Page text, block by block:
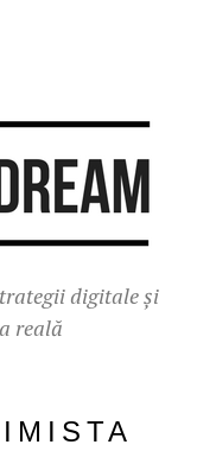
digitale și
reală